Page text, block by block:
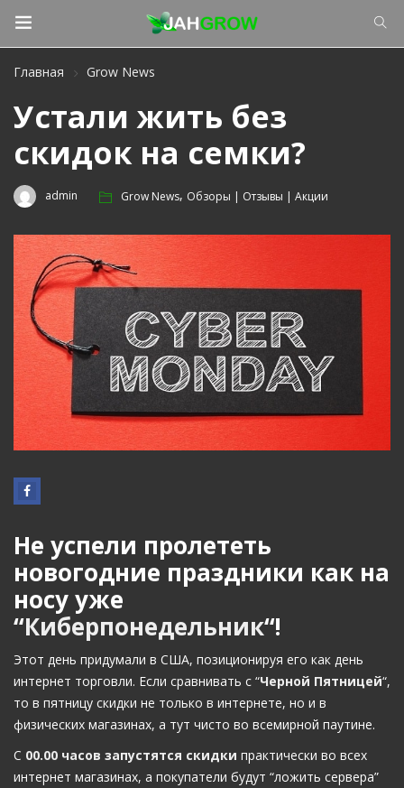
Главная Grow News
Устали жить без
скидок на семки?
admin Grow News, Обзоры | Отзывы | Акции
Не успели пролететь
новогодние праздники как на
носу уже
“Киберпонедельник“!
Этот день придумали в США, позиционируя его как день
интернет торговли. Если сравнивать с “Черной Пятницей“,
то в пятницу скидки не только в интернете, но и в
физических магазинах, а тут чисто во всемирной паутине.
С 00.00 часов запустятся скидки практически во всех
интернет магазинах, а покупатели будут “ложить сервера”